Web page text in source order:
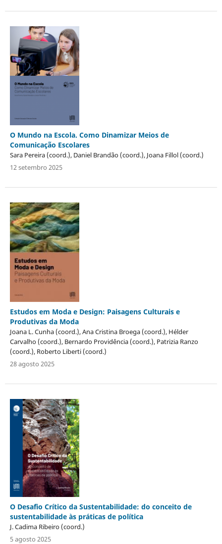
O Mundo na Escola. Como Dinamizar Meios de
Comunicação Escolares
Sara Pereira (coord.), Daniel Brandão (coord.), Joana Fillol (coord.)
12 setembro 2025
Estudos em Moda e Design: Paisagens Culturais e
Produtivas da Moda
Joana L. Cunha (coord.), Ana Cristina Broega (coord.), Hélder
Carvalho (coord.), Bernardo Providência (coord.), Patrizia Ranzo
(coord.), Roberto Liberti (coord.)
28 agosto 2025
O Desafio Crítico da Sustentabilidade: do conceito de
sustentabilidade às práticas de política
J. Cadima Ribeiro (coord.)
5 agosto 2025